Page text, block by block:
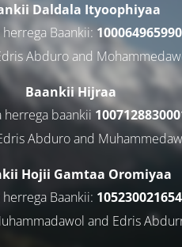
Daldala Ityoophiyaa
herrega Baankii:
Abduro and
Baankii Hijraa
herrega baankii
Abduro and
Hojii Gamtaa Oromiyaa
herrega Baankii:
and Edris